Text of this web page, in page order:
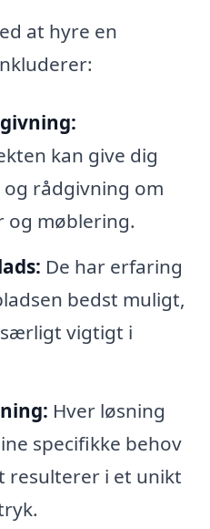
at hyre en
kan give dig
rådgivning om
og møblering.
De har erfaring
bedst muligt,
vigtigt i
Hver løsning
specifikke behov
resulterer i et unikt